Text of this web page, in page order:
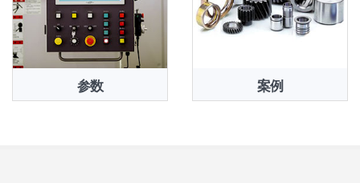
参数 案例